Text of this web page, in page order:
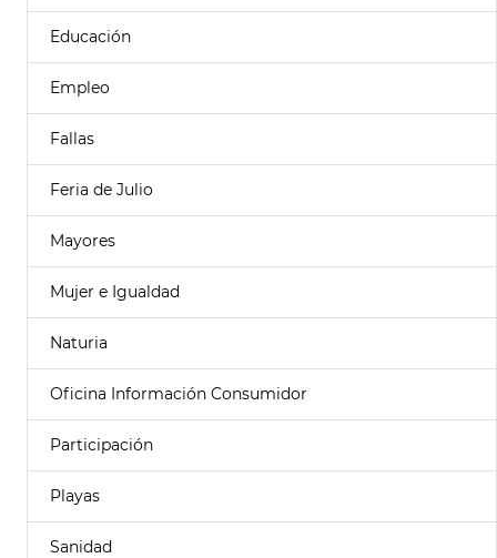
Educación
Empleo
Fallas
Feria de Julio
Mayores
Mujer e Igualdad
Naturia
Oficina Información Consumidor
Participación
Playas
Sanidad